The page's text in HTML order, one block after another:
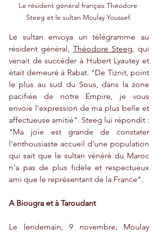
Le résident général français Théodore
Steeg et le sultan Moulay Youssef.
Le sultan envoya un télégramme au
résident général, Théodore Steeg , qui
venait de succéder à Hubert Lyautey et
était demeuré à Rabat. "De Tiznit, point
le plus au sud du Sous, dans la zone
pacifiée de notre Empire, je vous
envoie l'expression de ma plus belle et
affectueuse amitié". Steeg lui répondit :
"Ma joie est grande de constater
l'enthousiaste accueil d'une population
qui sait que le sultan vénéré du Maroc
n'a pas de plus fidèle et respectueux
ami que le représentant de la France".
A Biougra et à Taroudant
Le lendemain, 9 novembre, Moulay